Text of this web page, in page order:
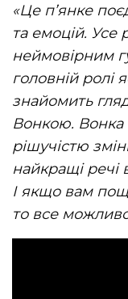
«Це п’янке
та емоцій. Усе
неймовірним
головній ролі
знайомить
Вонкою. Вонка
рішучістю
найкращі речі
І якщо вам
то все